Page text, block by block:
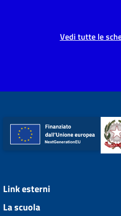
Vedi tutte le
Link esterni
La scuola